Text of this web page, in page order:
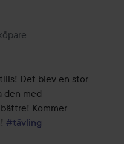
Det blev en stor
den med
Kommer
#tävling